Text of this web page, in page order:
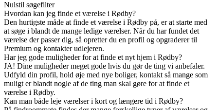
Nulstil søgefilter
Hvordan kan jeg finde et værelse i Rødby?
Den hurtigste måde at finde et værelse i Rødby på, er at starte med
at søge i blandt de mange ledige værelser. Når du har fundet det
værelse der passer dig, så opretter du en profil og opgraderer til
Premium og kontakter udlejeren.
Har jeg gode muligheder for at finde et nyt hjem i Rødby?
JA! Dine muligheder meget gode hvis du gør de ting vi anbefaler.
Udfyld din profil, hold øje med nye boliger, kontakt så mange som
muligt er blandt nogle af de ting man skal gøre for at finde et
værelse i Rødby.
Kan man både leje værelser i kort og længere tid i Rødby?